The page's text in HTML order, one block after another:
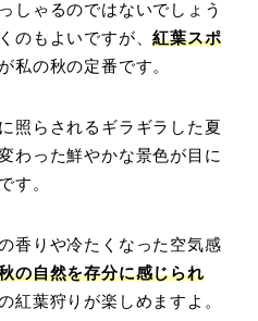
しゃるのではないでしょう
のもよいですが、紅葉スポ
私の秋の定番です。
照らされるギラギラした夏
わった鮮やかな景色が目に
す。
香りや冷たくなった空気感
の自然を存分に感じられ
紅葉狩りが楽しめますよ。